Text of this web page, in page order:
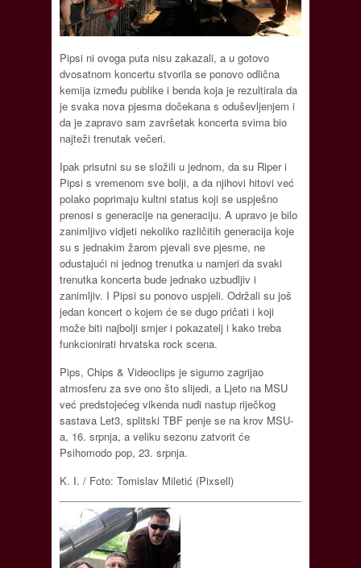
Pipsi ni ovoga puta nisu zakazali, a u gotovo
dvosatnom koncertu stvorila se ponovo odlična
kemija između publike i benda koja je rezultirala da
je svaka nova pjesma dočekana s oduševljenjem i
da je zapravo sam završetak koncerta svima bio
najteži trenutak večeri.
Ipak prisutni su se složili u jednom, da su Riper i
Pipsi s vremenom sve bolji, a da njihovi hitovi već
polako poprimaju kultni status koji se uspješno
prenosi s generacije na generaciju. A upravo je bilo
zanimljivo vidjeti nekoliko različitih generacija koje
su s jednakim žarom pjevali sve pjesme, ne
odustajući ni jednog trenutka u namjeri da svaki
trenutka koncerta bude jednako uzbudljiv i
zanimljiv. I Pipsi su ponovo uspjeli. Održali su još
jedan koncert o kojem će se dugo pričati i koji
može biti najbolji smjer i pokazatelj i kako treba
funkcionirati hrvatska rock scena.
Pips, Chips & Videoclips je sigurno zagrijao
atmosferu za sve ono što slijedi, a Ljeto na MSU
već predstojećeg vikenda nudi nastup riječkog
sastava Let3, splitski TBF penje se na krov MSU-
a, 16. srpnja, a veliku sezonu zatvorit će
Psihomodo pop, 23. srpnja.
K. I. / Foto: Tomislav Miletić (Pixsell)